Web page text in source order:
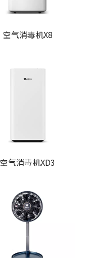
空气消毒机X8
空气消毒机XD3